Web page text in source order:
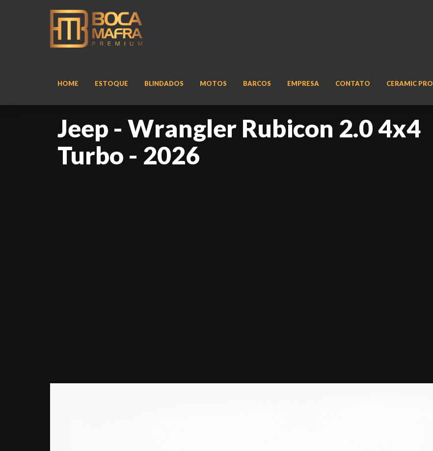
HOME ESTOQUE BLINDADOS MOTOS BARCOS EMPRESA CONTATO CERAMIC PRO
Jeep - Wrangler Rubicon 2.0 4x4
Turbo - 2026